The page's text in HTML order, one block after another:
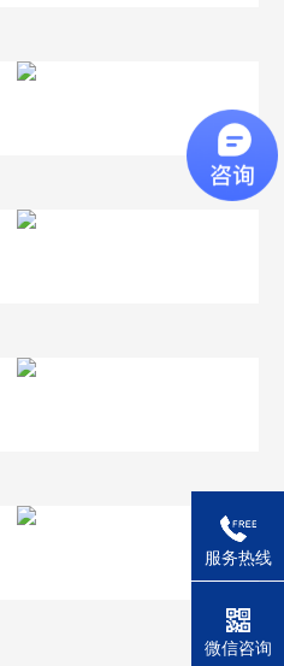
服务热线
微信咨询